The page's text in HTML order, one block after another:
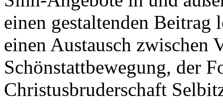
einen gestaltenden Beitrag
einen Austausch zwischen
Schönstattbewegung, der
Christusbruderschaft